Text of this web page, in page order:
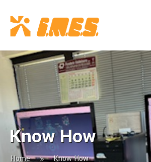
Know How
Home Know How